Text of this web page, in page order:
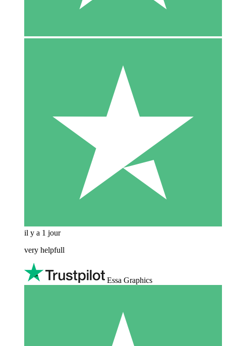
il y a 1 jour
very helpfull
Essa Graphics